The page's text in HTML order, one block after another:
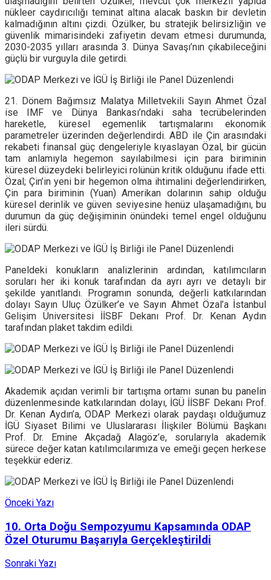
nükleer caydırıcılığı teminat altına alacak baskın bir devletin
kalmadığının altını çizdi. Özülker, bu stratejik belirsizliğin ve
güvenlik mimarisindeki zafiyetin devam etmesi durumunda,
2030-2035 yılları arasında 3. Dünya Savaşı’nın çıkabileceğini
güçlü bir vurguyla dile getirdi.
21. Dönem Bağımsız Malatya Milletvekili Sayın Ahmet Özal
ise IMF ve Dünya Bankası’ndaki saha tecrübelerinden
hareketle, küresel egemenlik tartışmalarını ekonomik
parametreler üzerinden değerlendirdi. ABD ile Çin arasındaki
rekabeti finansal güç dengeleriyle kıyaslayan Özal, bir gücün
tam anlamıyla hegemon sayılabilmesi için para biriminin
küresel düzeydeki belirleyici rolünün kritik olduğunu ifade etti.
Özal; Çin’in yeni bir hegemon olma ihtimalini değerlendirirken,
Çin para biriminin (Yuan) Amerikan dolarının sahip olduğu
küresel derinlik ve güven seviyesine henüz ulaşamadığını, bu
durumun da güç değişiminin önündeki temel engel olduğunu
ileri sürdü.
Paneldeki konukların analizlerinin ardından, katılımcıların
soruları her iki konuk tarafından da ayrı ayrı ve detaylı bir
şekilde yanıtlandı. Programın sonunda, değerli katkılarından
dolayı Sayın Uluç Özülker’e ve Sayın Ahmet Özal’a İstanbul
Gelişim Üniversitesi İİSBF Dekanı Prof. Dr. Kenan Aydın
tarafından plaket takdim edildi.
Akademik açıdan verimli bir tartışma ortamı sunan bu panelin
düzenlenmesinde katkılarından dolayı, İGÜ İİSBF Dekanı Prof.
Dr. Kenan Aydın’a, ODAP Merkezi olarak paydaşı olduğumuz
İGÜ Siyaset Bilimi ve Uluslararası İlişkiler Bölümü Başkanı
Prof. Dr. Emine Akçadağ Alagöz’e, sorularıyla akademik
sürece değer katan katılımcılarımıza ve emeği geçen herkese
teşekkür ederiz.
Önceki Yazı
10. Orta Doğu Sempozyumu Kapsamında ODAP
Özel Oturumu Başarıyla Gerçekleştirildi
Sonraki Yazı